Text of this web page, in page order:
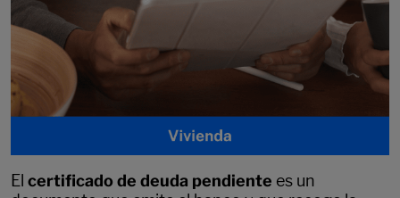
El certificado de deuda pendiente es un